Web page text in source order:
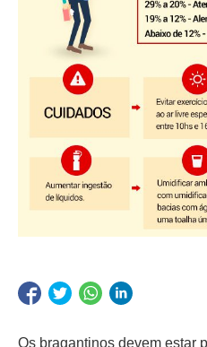
Os bragantinos devem estar